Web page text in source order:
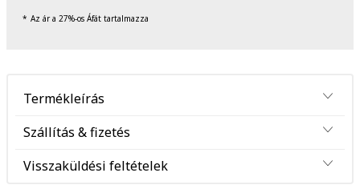
Az ár a 27%-os Áfát tartalmazza
Termékleírás
Szállítás & fizetés
Visszaküldési feltételek